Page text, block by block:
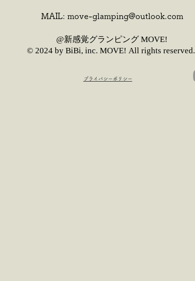
MAIL: move-glamping@outlook.com
​@新感覚グランピング MOVE!
© 2024 by BiBi, inc. MOVE! All rights reserved.
​プライバシーポリシー